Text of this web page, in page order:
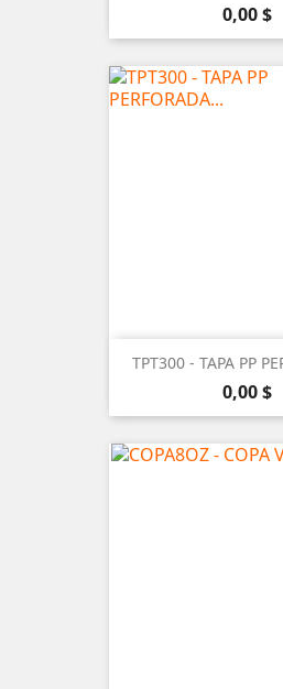
Precio
0,00 $
TPT300 - TAPA PP
Precio
0,00 $